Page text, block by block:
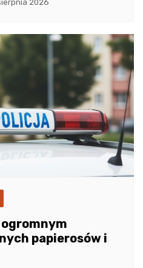
2026
papierosów i